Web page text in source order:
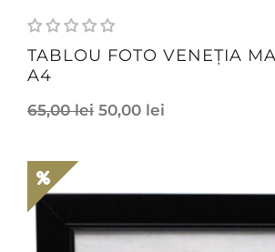
TABLOU FOTO VENEȚIA
A4
65,00lei 50,00 lei